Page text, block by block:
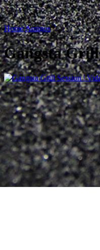
HomeAmigos
Gangsta Grill